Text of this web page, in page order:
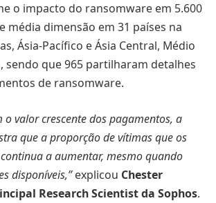
o impacto do ransomware em 5.600
média dimensão em 31 países na
Ásia-Pacífico e Ásia Central, Médio
sendo que 965 partilharam detalhes
de ransomware.
o valor crescente dos pagamentos, a
que a proporção de vítimas que os
a aumentar, mesmo quando
disponíveis,”explicou Chester
Research Scientist da Sophos.